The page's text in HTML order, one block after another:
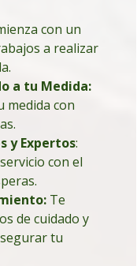
con un
a realizar
a tu Medida:
medida con
y Expertos:
con el
Te
de cuidado y
tu